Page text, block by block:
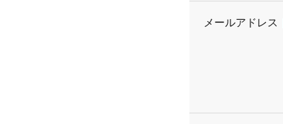
メールアドレス